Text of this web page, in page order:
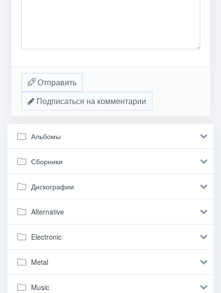
Отправить
Подписаться на комментарии
Альбомы
Сборники
Дискографии
Alternative
Electronic
Metal
Music